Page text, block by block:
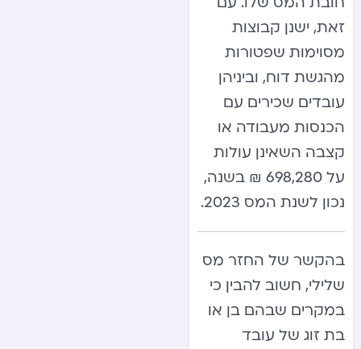
זאת, ישנן קבוצות
מסוימות שפטורות
מהגשת דוח, וביניהן
עובדים שכירים עם
הכנסות מעבודה או
קצבה השאינן עולות
על 698,280 ₪ בשנה,
נכון לשנת המס 2023.
בהקשר של החזר מס
שלילי, חשוב להבין כי
במקרים שבהם בן או
בת זוג של עובד